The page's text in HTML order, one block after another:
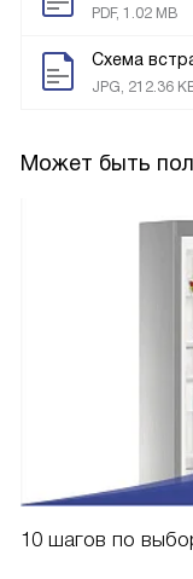
PDF, 1.02 MB
Схема
JPG, 212.36
Может быть
10 шагов по